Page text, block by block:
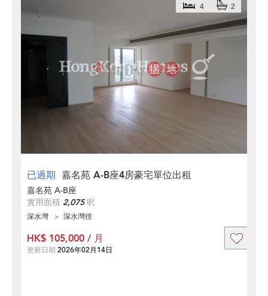
已過期 嘉名苑 A-B座4房豪宅單位出租
4 2
嘉名苑 A-B座
實用面積 2,075呎
深水灣 深水灣徑
HK$ 105,000 / 月
更新日期 2026年02月14日